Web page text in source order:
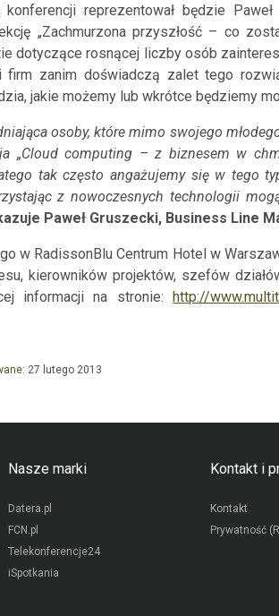
reprezentował będzie
„Zachmurzona przyszłość – co
dotyczące rosnącej liczby osób
zanim doświadczą zalet tego
jakie możemy lub wkrótce będziemy
osoby, które mimo swojego
„Cloud computing – z biznesem w
tak często angażujemy się w tego
z nowoczesnych technologii
Paweł Gruszecki, Business Line
w RadissonBlu Centrum Hotel w
kierowników projektów, szefów
informacji na stronie:http://
27 lutego 2013
Nasze marki
Datera.pl
FCN.pl
Telekonferencje24
iSpotkania
Kontakt i
Kontakt
Prywatność